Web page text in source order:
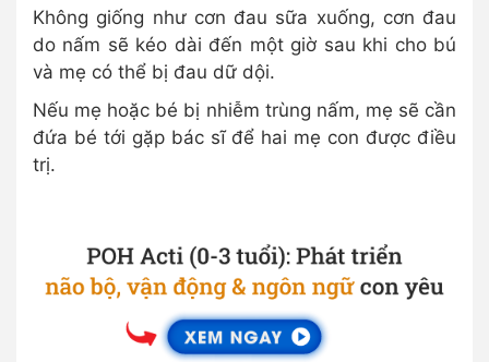
Không giống như cơn đau sữa xuống, cơn đau
do nấm sẽ kéo dài đến một giờ sau khi cho bú
và mẹ có thể bị đau dữ dội.
Nếu mẹ hoặc bé bị nhiễm trùng nấm, mẹ sẽ cần
đứa bé tới gặp bác sĩ để hai mẹ con được điều
trị.